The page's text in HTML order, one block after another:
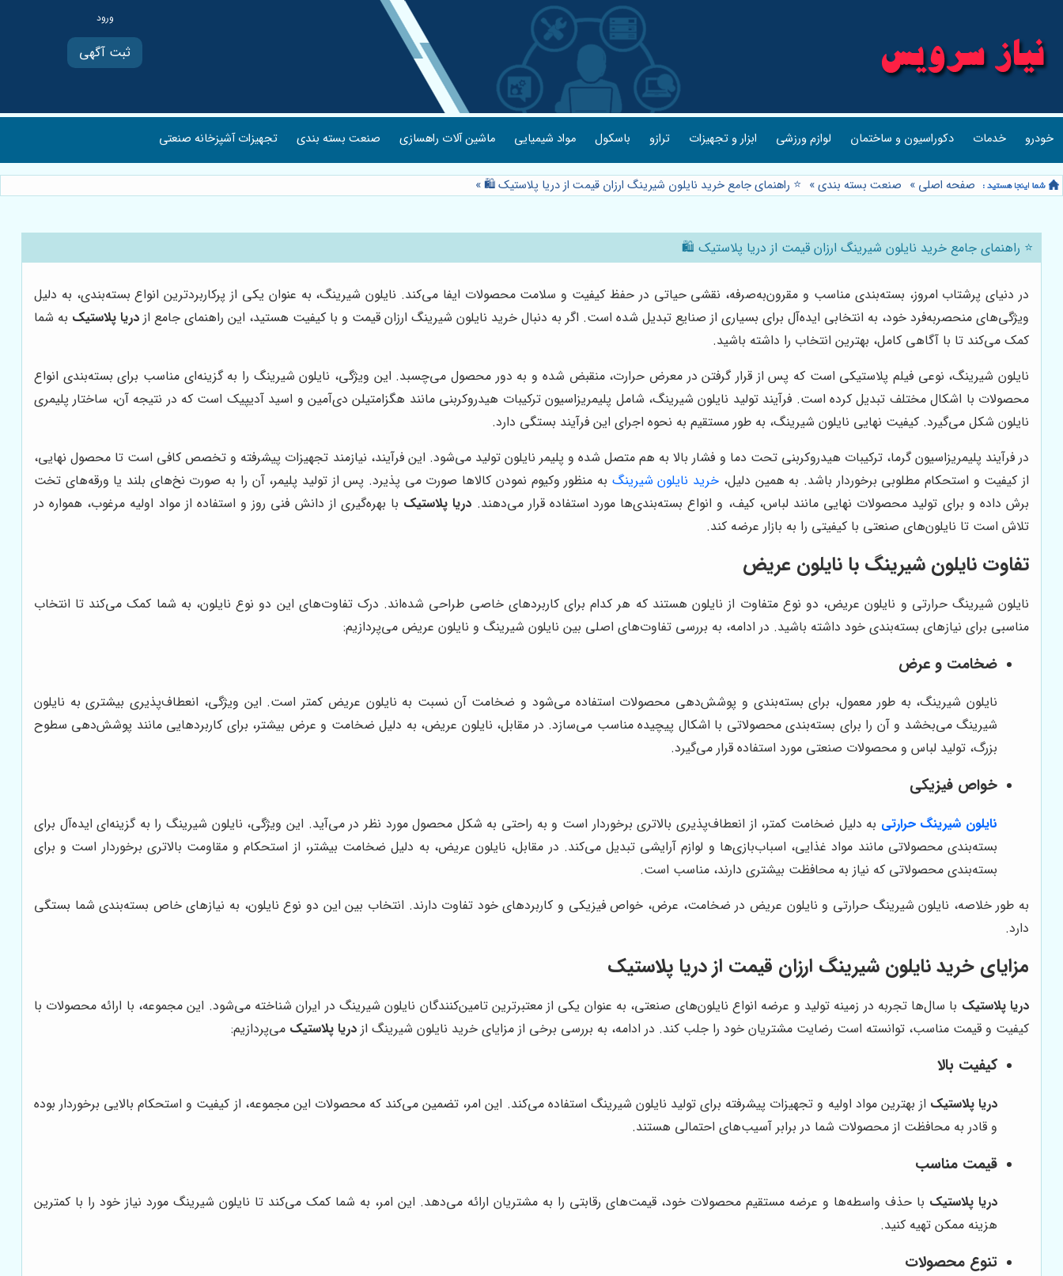
ثبت آگهی
خودرو خدمات دکوراسیون و ساختمان لوازم ورزشی ابزار و تجهیزات ترازو باسکول مواد شیمیایی ماشین آلات راهسازی صنعت بسته بندی تجهیزات آشپزخانه صنعتی
صفحه اصلی » صنعت بسته بندی» ⭐️ راهنمای جامع خرید نایلون شیرینگ ارزان قیمت از دریا پلاستیک 🛍️»
⭐️ راهنمای جامع خرید نایلون شیرینگ ارزان قیمت از دریا پلاستیک 🛍️
در دنیای پرشتاب امروز، بسته‌بندی مناسب و مقرون‌به‌صرفه، نقشی حیاتی در حفظ کیفیت و سلامت محصولات ایفا می‌کند. نایلون شیرینگ، به عنوان یکی از پرکاربردترین انواع بسته‌بندی، به دلیل
ویژگی‌های منحصربه‌فرد خود، به انتخابی ایده‌آل برای بسیاری از صنایع تبدیل شده است. اگر به دنبال خرید نایلون شیرینگ ارزان قیمت و با کیفیت هستید، این راهنمای جامع ازدریا پلاستیک به شما
کمک می‌کند تا با آگاهی کامل، بهترین انتخاب را داشته باشید.
نایلون شیرینگ، نوعی فیلم پلاستیکی است که پس از قرار گرفتن در معرض حرارت، منقبض شده و به دور محصول می‌چسبد. این ویژگی، نایلون شیرینگ را به گزینه‌ای مناسب برای بسته‌بندی انواع
محصولات با اشکال مختلف تبدیل کرده است. فرآیند تولید نایلون شیرینگ، شامل پلیمریزاسیون ترکیبات هیدروکربنی مانند هگزامتیلن دی‌آمین و اسید آدیپیک است که در نتیجه آن، ساختار پلیمری
نایلون شکل می‌گیرد. کیفیت نهایی نایلون شیرینگ، به طور مستقیم به نحوه اجرای این فرآیند بستگی دارد.
در فرآیند پلیمریزاسیون گرما، ترکیبات هیدروکربنی تحت دما و فشار بالا به هم متصل شده و پلیمر نایلون تولید می‌شود. این فرآیند، نیازمند تجهیزات پیشرفته و تخصص کافی است تا محصول نهایی،
از کیفیت و استحکام مطلوبی برخوردار باشد. به همین دلیل، خرید نایلون شیرینگ به منظور وکیوم نمودن کالاها صورت می پذیرد. پس از تولید پلیمر، آن را به صورت نخ‌های بلند یا ورقه‌های تخت
برش داده و برای تولید محصولات نهایی مانند لباس، کیف، و انواع بسته‌بندی‌ها مورد استفاده قرار می‌دهند. دریا پلاستیک با بهره‌گیری از دانش فنی روز و استفاده از مواد اولیه مرغوب، همواره در
تلاش است تا نایلون‌های صنعتی با کیفیتی را به بازار عرضه کند.
تفاوت نایلون شیرینگ با نایلون عریض
نایلون شیرینگ حرارتی و نایلون عریض، دو نوع متفاوت از نایلون هستند که هر کدام برای کاربردهای خاصی طراحی شده‌اند. درک تفاوت‌های این دو نوع نایلون، به شما کمک می‌کند تا انتخاب
مناسبی برای نیازهای بسته‌بندی خود داشته باشید. در ادامه، به بررسی تفاوت‌های اصلی بین نایلون شیرینگ و نایلون عریض می‌پردازیم:
ضخامت و عرض
نایلون شیرینگ، به طور معمول، برای بسته‌بندی و پوشش‌دهی محصولات استفاده می‌شود و ضخامت آن نسبت به نایلون عریض کمتر است. این ویژگی، انعطاف‌پذیری بیشتری به نایلون
شیرینگ می‌بخشد و آن را برای بسته‌بندی محصولاتی با اشکال پیچیده مناسب می‌سازد. در مقابل، نایلون عریض، به دلیل ضخامت و عرض بیشتر، برای کاربردهایی مانند پوشش‌دهی سطوح
بزرگ، تولید لباس و محصولات صنعتی مورد استفاده قرار می‌گیرد.
خواص فیزیکی
نایلون شیرینگ حرارتی به دلیل ضخامت کمتر، از انعطاف‌پذیری بالاتری برخوردار است و به راحتی به شکل محصول مورد نظر در می‌آید. این ویژگی، نایلون شیرینگ را به گزینه‌ای ایده‌آل برای
بسته‌بندی محصولاتی مانند مواد غذایی، اسباب‌بازی‌ها و لوازم آرایشی تبدیل می‌کند. در مقابل، نایلون عریض، به دلیل ضخامت بیشتر، از استحکام و مقاومت بالاتری برخوردار است و برای
بسته‌بندی محصولاتی که نیاز به محافظت بیشتری دارند، مناسب است.
به طور خلاصه، نایلون شیرینگ حرارتی و نایلون عریض در ضخامت، عرض، خواص فیزیکی و کاربردهای خود تفاوت دارند. انتخاب بین این دو نوع نایلون، به نیازهای خاص بسته‌بندی شما بستگی
دارد.
مزایای خرید نایلون شیرینگ ارزان قیمت از دریا پلاستیک
دریا پلاستیک با سال‌ها تجربه در زمینه تولید و عرضه انواع نایلون‌های صنعتی، به عنوان یکی از معتبرترین تامین‌کنندگان نایلون شیرینگ در ایران شناخته می‌شود. این مجموعه، با ارائه محصولات با
کیفیت و قیمت مناسب، توانسته است رضایت مشتریان خود را جلب کند. در ادامه، به بررسی برخی از مزایای خرید نایلون شیرینگ از دریا پلاستیک می‌پردازیم:
کیفیت بالا
دریا پلاستیک از بهترین مواد اولیه و تجهیزات پیشرفته برای تولید نایلون شیرینگ استفاده می‌کند. این امر، تضمین می‌کند که محصولات این مجموعه، از کیفیت و استحکام بالایی برخوردار بوده
و قادر به محافظت از محصولات شما در برابر آسیب‌های احتمالی هستند.
قیمت مناسب
دریا پلاستیک با حذف واسطه‌ها و عرضه مستقیم محصولات خود، قیمت‌های رقابتی را به مشتریان ارائه می‌دهد. این امر، به شما کمک می‌کند تا نایلون شیرینگ مورد نیاز خود را با کمترین
هزینه ممکن تهیه کنید.
تنوع محصولات